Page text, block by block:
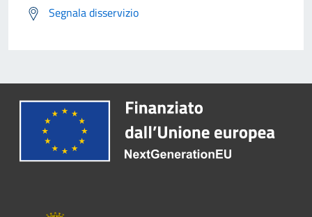
Segnala disservizio